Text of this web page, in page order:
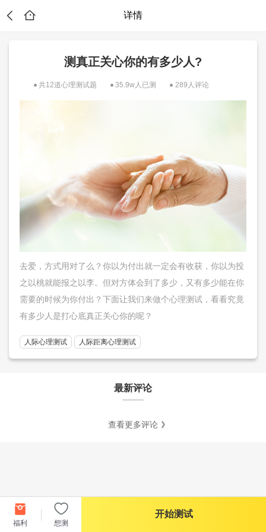
详情
测真正关心你的有多少人?
共12道心理测试题 35.9w人已测 289人评论
去爱，方式用对了么？你以为付出就一定会有收获，你以为投
之以桃就能报之以李。但对方体会到了多少，又有多少能在你
需要的时候为你付出？下面让我们来做个心理测试，看看究竟
有多少人是打心底真正关心你的呢？
人际心理测试 人际距离心理测试
最新评论
查看更多评论
福利 想测
开始测试